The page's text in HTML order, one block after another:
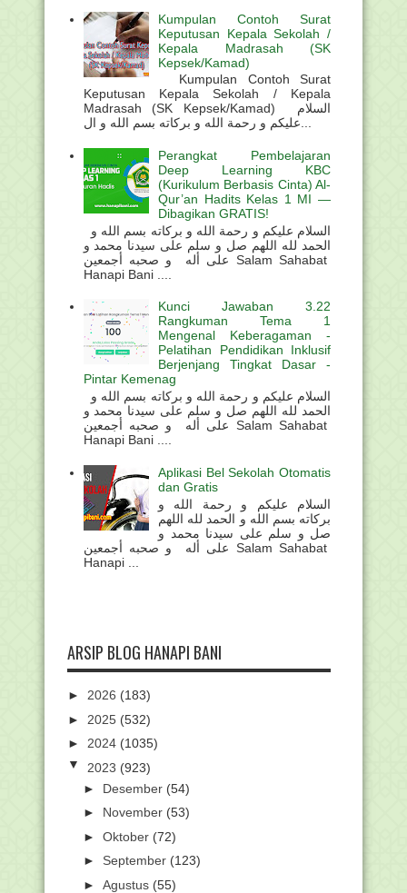
Kumpulan Contoh Surat
Keputusan Kepala Sekolah /
Kepala Madrasah (SK
Kepsek/Kamad)
Kumpulan Contoh Surat
Keputusan Kepala Sekolah / Kepala
Madrasah (SK Kepsek/Kamad) السلام
عليكم و رحمة الله و بركاته بسم الله و ال...
Perangkat Pembelajaran
Deep Learning KBC
(Kurikulum Berbasis Cinta) Al-
Qur’an Hadits Kelas 1 MI —
Dibagikan GRATIS!
الحمد لله اللهم صل و سلم على سيدنا محمد و
على أله و صحبه أجمعين Salam Sahabat
Hanapi Bani ....
Kunci Jawaban 3.22
Rangkuman Tema 1
Mengenal Keberagaman -
Pelatihan Pendidikan Inklusif
Berjenjang Tingkat Dasar -
Pintar Kemenag
الحمد لله اللهم صل و سلم على سيدنا محمد و
على أله و صحبه أجمعين Salam Sahabat
Hanapi Bani ....
Aplikasi Bel Sekolah Otomatis
dan Gratis
السلام عليكم و رحمة الله و
بركاته بسم الله و الحمد لله اللهم
صل و سلم على سيدنا محمد و
على أله و صحبه أجمعين Salam Sahabat
Hanapi ...
ARSIP BLOG HANAPI BANI
► 2026 (183)
► 2025 (532)
► 2024 (1035)
▼ 2023 (923)
► Desember (54)
► November (53)
► Oktober (72)
► September (123)
► Agustus (55)